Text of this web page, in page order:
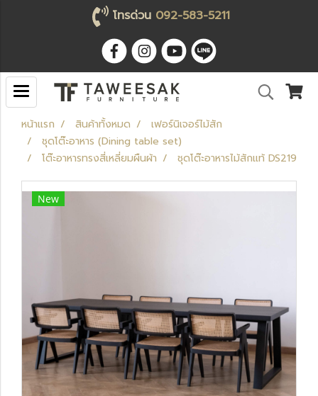
โทรด่วน 092-583-5211
หน้าแรก สินค้าทั้งหมด
เฟอร์นิเจอร์ไม้สัก
ชุดโต๊ะอาหาร (Dining table set)
โต๊ะอาหารทรงสี่เหลี่ยมผืนผ้า
ชุดโต๊ะอาหารไม้สักแท้ DS219
New